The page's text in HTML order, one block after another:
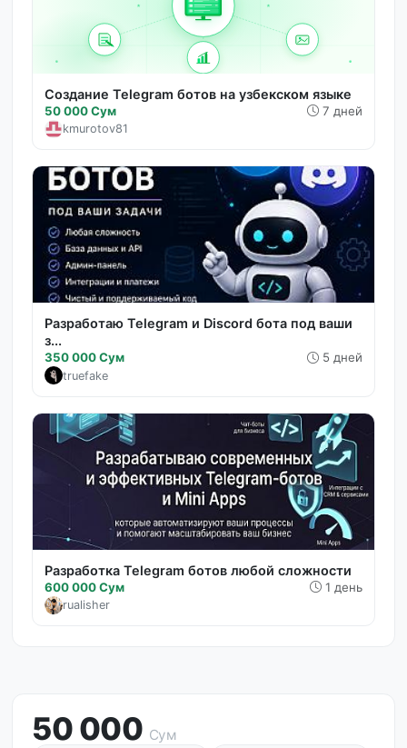
Создание Telegram ботов на узбекском языке
50 000 Сум 7 дней
kmurotov81
Разработаю Telegram и Discord бота под ваши
з...
350 000 Сум 5 дней
truefake
Разработка Telegram ботов любой сложности
600 000 Сум 1 день
rualisher
50 000 Сум